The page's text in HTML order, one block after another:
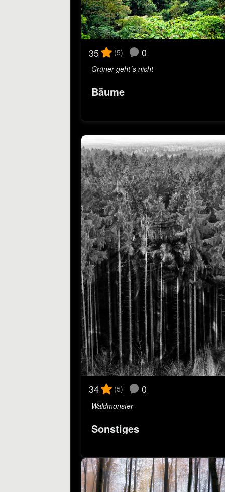
35 (5) 0
Grüner geht´s nicht
Bäume
34 (5) 0
Waldmonster
Sonstiges